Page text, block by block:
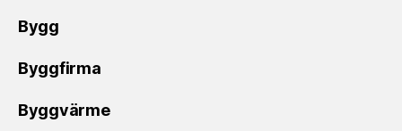
Bygg
Byggfirma
Byggvärme